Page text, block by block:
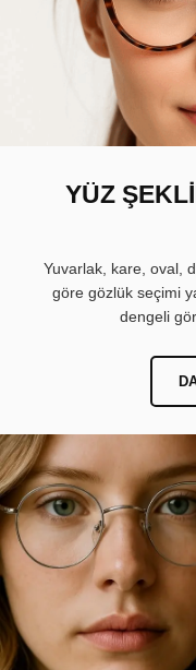
YÜZ
Yuvarlak, kare, oval,
göre gözlük seçimi
dengeli